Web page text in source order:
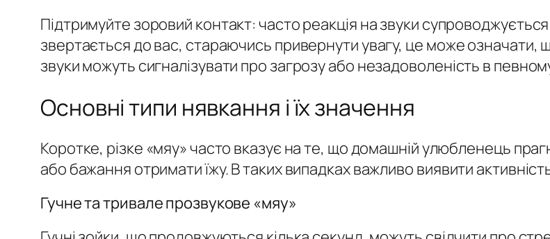
Підтримуйте зоровий контакт: часто реакція на звуки
звертається до вас, стараючись привернути увагу, це може означати,
звуки можуть сигналізувати про загрозу або незадоволеність в
Основні типи нявкання і їх значення
Коротке, різке «мяу» часто вказує на те, що домашній улюбленець
або бажання отримати їжу. В таких випадках важливо виявити
Гучне та тривале прозвукове «мяу»